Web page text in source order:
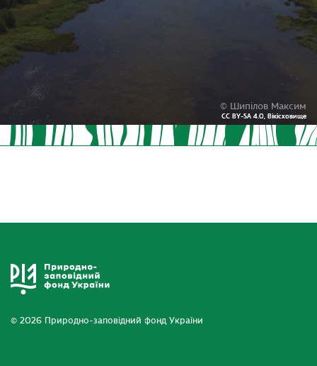
CC BY-SA 4.0, Вікісховище
© Шипілов Максим
CC BY-SA 4.0, Вікісховище
© 2026 Природно-заповідний фонд України